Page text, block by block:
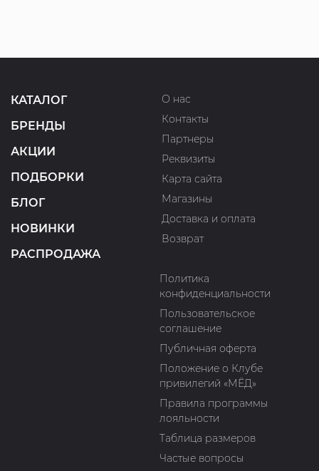
КАТАЛОГ
БРЕНДЫ
АКЦИИ
ПОДБОРКИ
БЛОГ
НОВИНКИ
РАСПРОДАЖА
О нас
Контакты
Партнеры
Реквизиты
Карта сайта
Магазины
Доставка и оплата
Возврат
Политика
конфиденциальности
Пользовательское
соглашение
Публичная оферта
Положение о Клубе
привилегий «МЁД»
Правила программы
лояльности
Таблица размеров
Частые вопросы